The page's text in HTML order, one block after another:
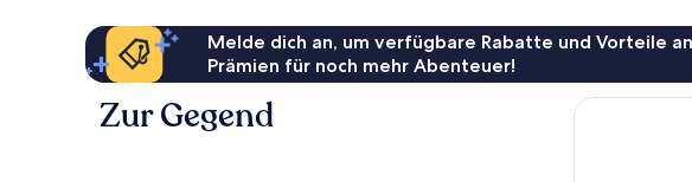
Melde dich an, um verfügbare Rabatte und Vorteile
Prämien für noch mehr Abenteuer!
Zur Gegend